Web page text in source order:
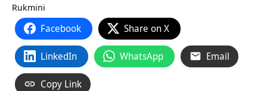
Rukmini
Facebook Share on X
LinkedIn WhatsApp Email
Copy Link